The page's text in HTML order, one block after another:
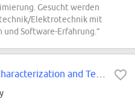
Gesucht werden
Elektrotechnik mit
Software-Erfahrung.”